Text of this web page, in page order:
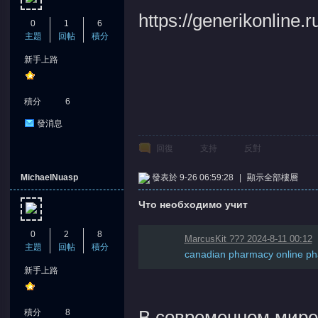
0
主題
1
回帖
6
積分
新手上路
積分 6
發消息
https://
回復 支持 反對
MichaelNuasp
0
主題
2
回帖
8
積分
新手上路
積分 8
發表於 9-26 06:59:28 顯示全部樓層
Что необходимо учит
MarcusKit ??? 2024-8-11 00:12
canadian pharmacy online